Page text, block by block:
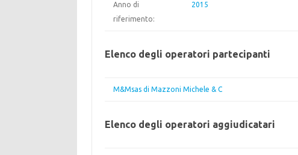
Anno di
riferimento:
2015
Elenco degli operatori partecipanti
M&Msas di Mazzoni Michele & C
Elenco degli operatori aggiudicatari